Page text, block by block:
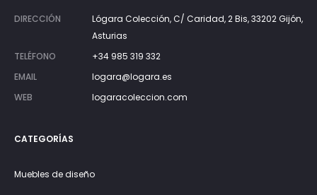
DIRECCIÓN
Lógara Colección, C/ Caridad, 2 Bis, 33202 Gijón,
Asturias
TELÉFONO
+34 985 319 332
EMAIL
logara@logara.es
WEB
logaracoleccion.com
CATEGORÍAS
Muebles de diseño